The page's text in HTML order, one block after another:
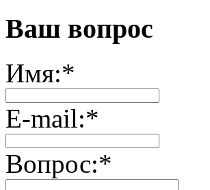
Ваш вопрос
Имя:*
E-mail:*
Вопрос:*